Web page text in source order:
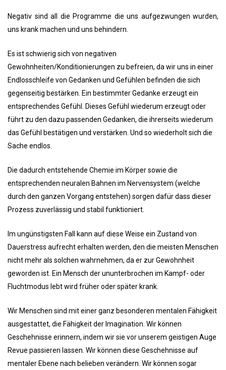
Negativ sind all die Programme die uns aufgezwungen wurden,
uns krank machen und uns behindern.
Es ist schwierig sich von negativen
Gewohnheiten/Konditionierungen zu befreien, da wir uns in einer
Endlosschleife von Gedanken und Gefühlen befinden die sich
gegenseitig bestärken. Ein bestimmter Gedanke erzeugt ein
entsprechendes Gefühl. Dieses Gefühl wiederum erzeugt oder
führt zu den dazu passenden Gedanken, die ihrerseits wiederum
das Gefühl bestätigen und verstärken. Und so wiederholt sich die
Sache endlos.
Die dadurch entstehende Chemie im Körper sowie die
entsprechenden neuralen Bahnen im Nervensystem (welche
durch den ganzen Vorgang entstehen) sorgen dafür dass dieser
Prozess zuverlässig und stabil funktioniert.
Im ungünstigsten Fall kann auf diese Weise ein Zustand von
Dauerstress aufrecht erhalten werden, den die meisten Menschen
nicht mehr als solchen wahrnehmen, da er zur Gewohnheit
geworden ist. Ein Mensch der ununterbrochen im Kampf- oder
Fluchtmodus lebt wird früher oder später krank.
Wir Menschen sind mit einer ganz besonderen mentalen Fähigkeit
ausgestattet, die Fähigkeit der Imagination. Wir können
Geschehnisse erinnern, indem wir sie vor unserem geistigen Auge
Revue passieren lassen. Wir können diese Geschehnisse auf
mentaler Ebene nach belieben verändern. Wir können sogar